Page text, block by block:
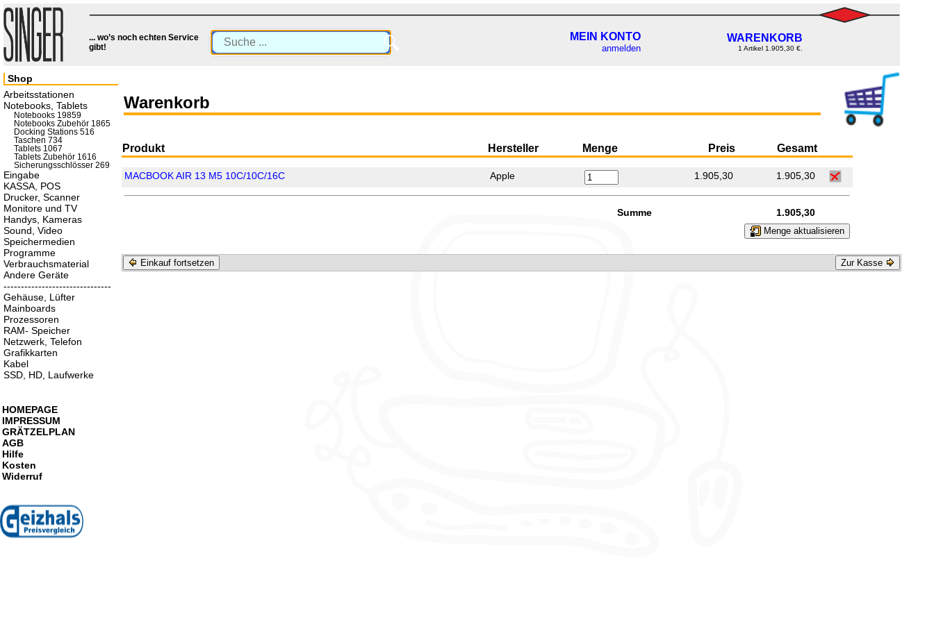
... wo’s noch echten Service
gibt!
🔍 MEIN KONTO
anmelden
WARENKORB
1 Artikel 1.905,30 €.
Warenkorb
Produkt Hersteller Menge Preis Gesamt
MACBOOK AIR 13 M5 10C/10C/16C Apple 1.905,30 1.905,30
Summe 1.905,30
Menge aktualisieren
Einkauf fortsetzen Zur Kasse
Shop
Arbeitsstationen
Notebooks, Tablets
Notebooks 19859
Notebooks Zubehör 1865
Docking Stations 516
Taschen 734
Tablets 1067
Tablets Zubehör 1616
Sicherungsschlösser 269
Eingabe
KASSA, POS
Drucker, Scanner
Monitore und TV
Handys, Kameras
Sound, Video
Speichermedien
Programme
Verbrauchsmaterial
Andere Geräte
-------------------------------
Gehäuse, Lüfter
Mainboards
Prozessoren
RAM- Speicher
Netzwerk, Telefon
Grafikkarten
Kabel
SSD, HD, Laufwerke
HOMEPAGE
IMPRESSUM
GRÄTZELPLAN
AGB
Hilfe
Kosten
Widerruf